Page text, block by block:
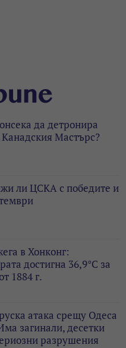
да детронира
Мастърс?
ли ЦСКА с победите и
в Хонконг:
достигна 36,9°C за
1884 г.
атака срещу Одеса
загинали, десетки
разрушения